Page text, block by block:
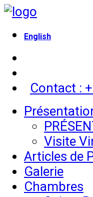
English
Contact :
Visite
Articles de
Galerie
Chambres